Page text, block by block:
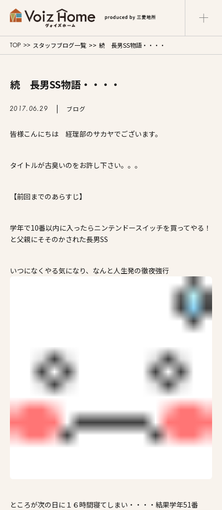
新着情報
コーポレートサイト リフォームサイト
マンションサイト
Voiz Homeの家づくり
商品ラインナップ
展示場・モデルハウス
施工事例
TOP スタッフブログ一覧 続 長男SS物語・・・・
続 長男SS物語・・・・
2017.06.29 ブログ
皆様こんにちは 経理部のサカヤでございます。
タイトルが古臭いのをお許し下さい。。。
【前回までのあらすじ】
学年で10番以内に入ったらニンテンドースイッチを買ってやる！
と父親にそそのかされた長男SS
いつになくやる気になり、なんと人生発の徹夜強行
ところが次の日に１６時間寝てしまい・・・・結果学年51番